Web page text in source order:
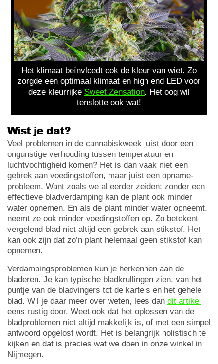
Het klimaat beïnvloedt ook de kleur van wiet. Zo
zorgde een optimaal klimaat en high end LED voor
deze kleurrijke Sweet Zensation. Het oog wil
tenslotte ook wat!
Wist je dat?
Veel problemen in de cannabiskweek juist door een
ongunstige verhouding tussen temperatuur en
luchtvochtigheid komen? Het is dan vaak niet een
gebrek aan voedingstoffen, maar juist een opname-
probleem. Want zoals we al eerder zeiden; zonder een
effectieve bladverdamping kan de plant ook minder
water opnemen. En als de plant minder water opneemt,
neemt ze ook minder voedingstoffen op. Zo betekent
vergelend blad niet altijd een gebrek aan stikstof. Het
kan ook zijn dat zo’n plant helemaal geen stikstof kan
opnemen.
Verdampingsproblemen kun je herkennen aan de
bladeren. Je kan typische bladkrullingen zien, van het
puntje van de bladvingers tot de kartels en het gehele
blad. Wil je daar meer over weten, lees dan dit artikel
eens rustig door. Weet ook dat het oplossen van de
bladproblemen niet altijd makkelijk is, of met een simpel
antwoord opgelost wordt. Het is belangrijk holistisch te
kijken en dat is precies wat we doen in onze winkel in
Nijmegen.